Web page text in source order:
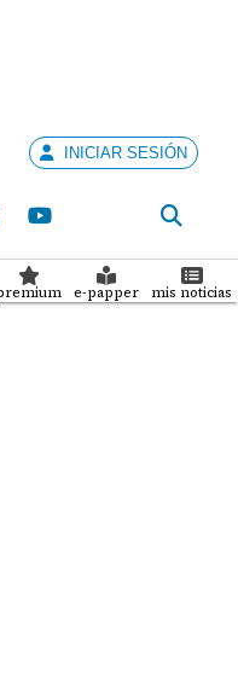
Panamá vence a
INICIAR SESIÓN
e-papper mis noticias